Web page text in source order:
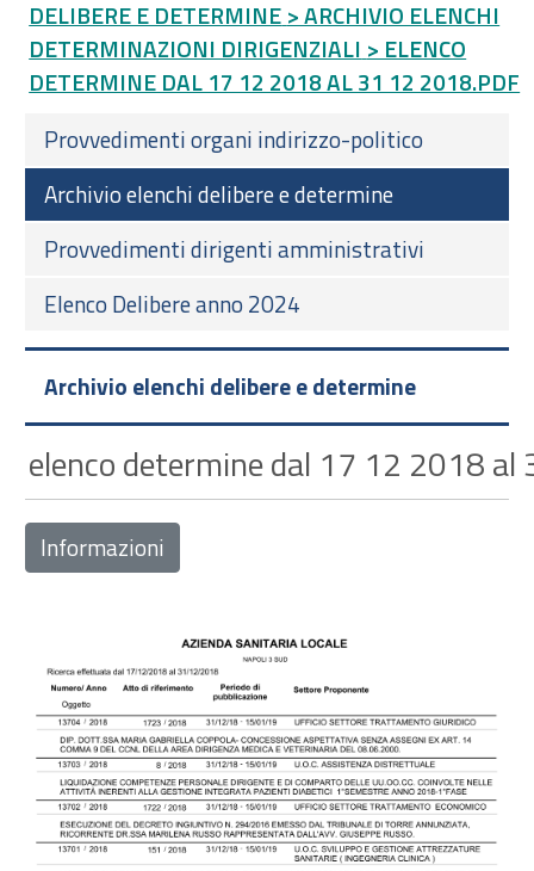
DELIBERE E DETERMINE > ARCHIVIO ELENCHI
DETERMINAZIONI DIRIGENZIALI > ELENCO
DETERMINE DAL 17 12 2018 AL 31 12 2018.PDF
Provvedimenti organi indirizzo-politico
Archivio elenchi delibere e determine
Provvedimenti dirigenti amministrativi
Elenco Delibere anno 2024
Archivio elenchi delibere e determine
elenco determine dal 17 12 2018
Informazioni